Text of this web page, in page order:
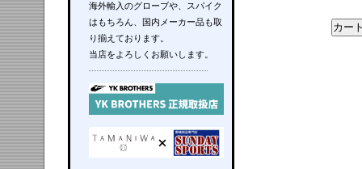
海外輸入のグローブや、スパイク
はもちろん、国内メーカー品も取
り揃えております。
当店をよろしくお願いします。